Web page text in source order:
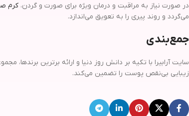
در صورت نیاز به مراقبت و درمان ویژه برای صورت و گردن، کرم
می‌گردد و روند پیری را به تعویق می‌اندازد.
جمع‌بندی
سایت آرابیرا با تکیه بر دانش روز دنیا و ارائه برترین
زیبایی بی‌نقص پوست را تضمین می‌کند.